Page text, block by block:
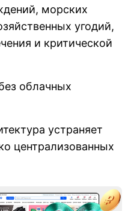
морских
угодий,
и критической
облачных
устраняет
централизованных